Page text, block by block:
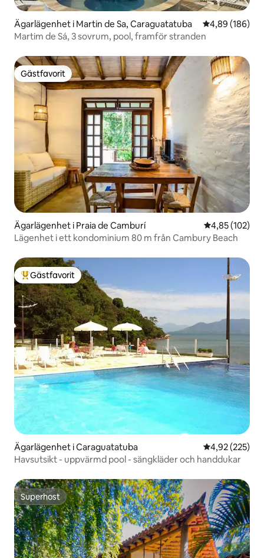
Ägarlägenhet i Martin de Sa, Caraguatatuba 4,89 av 5 i
4,89 (186)
Martim de Sá, 3 sovrum, pool, framför stranden
Gästfavorit
Gästfavorit
Ägarlägenhet i Praia de Camburí 4,85 av 5 i
4,85 (102)
Lägenhet i ett kondominium 80 m från Cambury Beach
Populär gästfavorit
Gästfavorit
Ägarlägenhet i Caraguatatuba 4,92 av 5 i
4,92 (225)
Havsutsikt - uppvärmd pool - sängkläder och handdukar
Superhost
Superhost